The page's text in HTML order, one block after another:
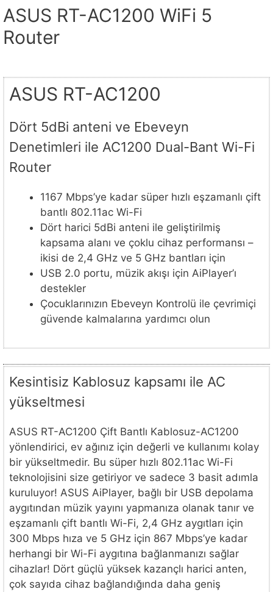
ASUS RT-AC1200 WiFi 5
Router
ASUS RT-AC1200
Dört 5dBi anteni ve Ebeveyn
Denetimleri ile AC1200 Dual-Bant Wi-Fi
Router
1167 Mbps’ye kadar süper hızlı eşzamanlı çift
bantlı 802.11ac Wi-Fi
Dört harici 5dBi anteni ile geliştirilmiş
kapsama alanı ve çoklu cihaz performansı –
ikisi de 2,4 GHz ve 5 GHz bantları için
USB 2.0 portu, müzik akışı için AiPlayer’ı
destekler
Çocuklarınızın Ebeveyn Kontrolü ile çevrimiçi
güvende kalmalarına yardımcı olun
Kesintisiz Kablosuz kapsamı ile AC
yükseltmesi
ASUS RT-AC1200 Çift Bantlı Kablosuz-AC1200
yönlendirici, ev ağınız için değerli ve kullanımı kolay
bir yükseltmedir. Bu süper hızlı 802.11ac Wi-Fi
teknolojisini size getiriyor ve sadece 3 basit adımla
kuruluyor! ASUS AiPlayer, bağlı bir USB depolama
aygıtından müzik yayını yapmanıza olanak tanır ve
eşzamanlı çift bantlı Wi-Fi, 2,4 GHz aygıtları için
300 Mbps hıza ve 5 GHz için 867 Mbps’ye kadar
herhangi bir Wi-Fi aygıtına bağlanmanızı sağlar
cihazlar! Dört güçlü yüksek kazançlı harici anten,
çok sayıda cihaz bağlandığında daha geniş